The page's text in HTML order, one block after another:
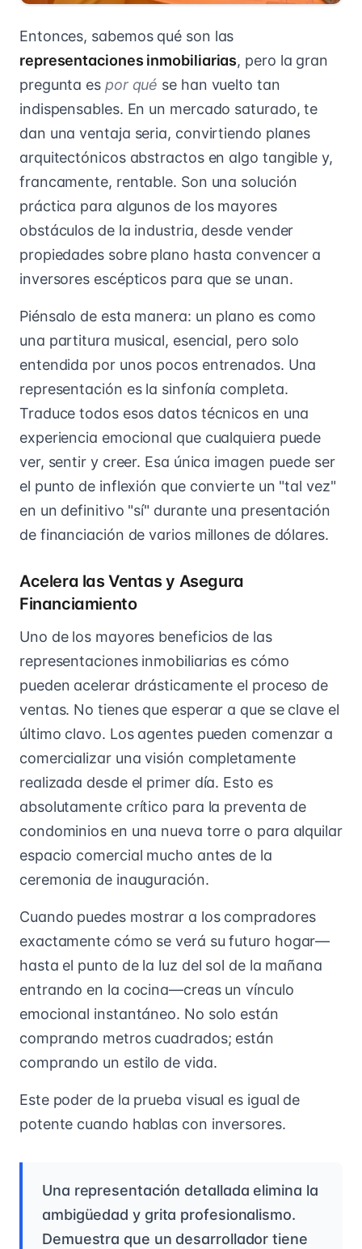
Entonces, sabemos qué son las
representaciones inmobiliarias, pero la gran
pregunta es por qué se han vuelto tan
indispensables. En un mercado saturado, te
dan una ventaja seria, convirtiendo planes
arquitectónicos abstractos en algo tangible y,
francamente, rentable. Son una solución
práctica para algunos de los mayores
obstáculos de la industria, desde vender
propiedades sobre plano hasta convencer a
inversores escépticos para que se unan.
Piénsalo de esta manera: un plano es como
una partitura musical, esencial, pero solo
entendida por unos pocos entrenados. Una
representación es la sinfonía completa.
Traduce todos esos datos técnicos en una
experiencia emocional que cualquiera puede
ver, sentir y creer. Esa única imagen puede ser
el punto de inflexión que convierte un "tal vez"
en un definitivo "sí" durante una presentación
de financiación de varios millones de dólares.
Acelera las Ventas y Asegura
Financiamiento
Uno de los mayores beneficios de las
representaciones inmobiliarias es cómo
pueden acelerar drásticamente el proceso de
ventas. No tienes que esperar a que se clave el
último clavo. Los agentes pueden comenzar a
comercializar una visión completamente
realizada desde el primer día. Esto es
absolutamente crítico para la preventa de
condominios en una nueva torre o para alquilar
espacio comercial mucho antes de la
ceremonia de inauguración.
Cuando puedes mostrar a los compradores
exactamente cómo se verá su futuro hogar—
hasta el punto de la luz del sol de la mañana
entrando en la cocina—creas un vínculo
emocional instantáneo. No solo están
comprando metros cuadrados; están
comprando un estilo de vida.
Este poder de la prueba visual es igual de
potente cuando hablas con inversores.
Una representación detallada elimina la
ambigüedad y grita profesionalismo.
Demuestra que un desarrollador tiene